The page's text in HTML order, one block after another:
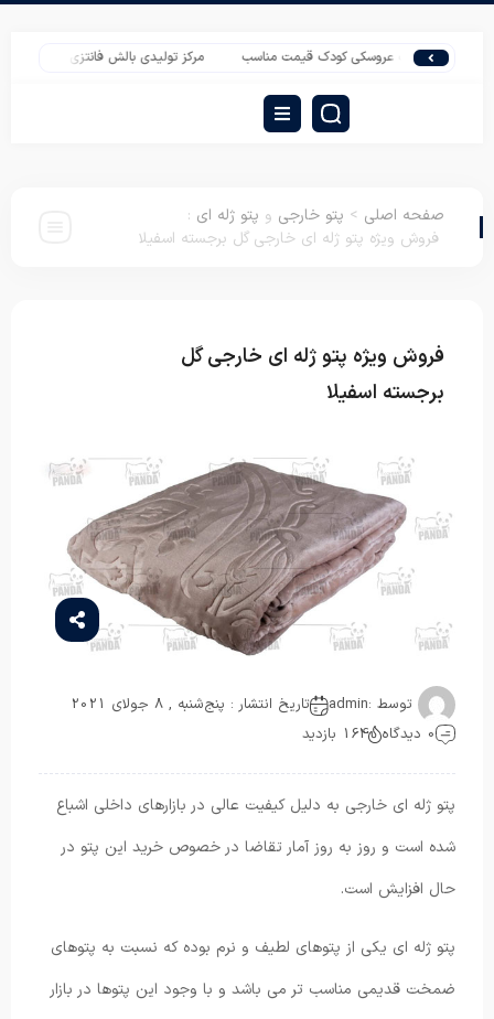
تشک عروسکی کودک قیمت مناسب مرکز تولیدی بالش فانتزی فیل و حیوانات
صفحه اصلی > پتو خارجی و پتو ژله ای :
فروش ویژه پتو ژله ای خارجی گل برجسته اسفیلا
فروش ویژه پتو ژله ای خارجی گل
برجسته اسفیلا
توسط :admin
تاریخ انتشار : پنج‌شنبه , 8 جولای 2021
0 دیدگاه
164 بازدید
پتو ژله ای خارجی به دلیل کیفیت عالی در بازارهای داخلی اشباع
شده است و روز به روز آمار تقاضا در خصوص خرید این پتو در
حال افزایش است.
پتو ژله ای یکی از پتوهای لطیف و نرم بوده که نسبت به پتوهای
ضمخت قدیمی مناسب تر می باشد و با وجود این پتوها در بازار